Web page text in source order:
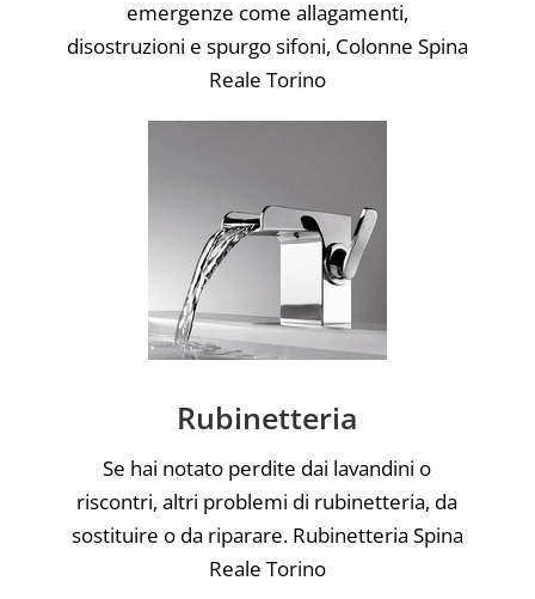
emergenze come allagamenti,
disostruzioni e spurgo sifoni, Colonne Spina
Reale Torino
Rubinetteria
Se hai notato perdite dai lavandini o
riscontri, altri problemi di rubinetteria, da
sostituire o da riparare. Rubinetteria Spina
Reale Torino